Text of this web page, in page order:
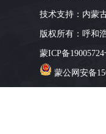
技术支持： 内蒙
版权所有：呼和
蒙ICP备
蒙公网安备